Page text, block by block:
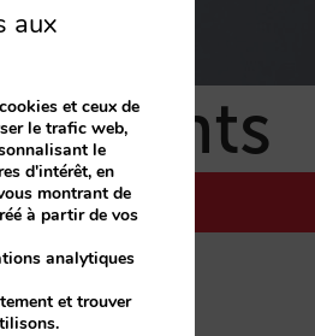
aux
et ceux de
le trafic web,
le
d'intérêt, en
montrant de
à partir de vos
analytiques
et trouver